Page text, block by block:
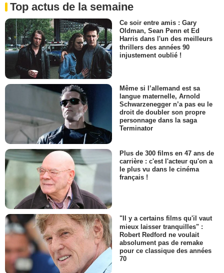
Top actus de la semaine
Ce soir entre amis : Gary
Oldman, Sean Penn et Ed
Harris dans l'un des meilleurs
thrillers des années 90
injustement oublié !
Même si l’allemand est sa
langue maternelle, Arnold
Schwarzenegger n’a pas eu le
droit de doubler son propre
personnage dans la saga
Terminator
Plus de 300 films en 47 ans de
carrière : c'est l'acteur qu'on a
le plus vu dans le cinéma
français !
"Il y a certains films qu'il vaut
mieux laisser tranquilles" :
Robert Redford ne voulait
absolument pas de remake
pour ce classique des années
70